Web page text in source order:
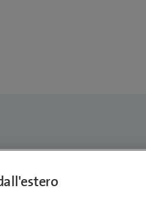
Next Generation